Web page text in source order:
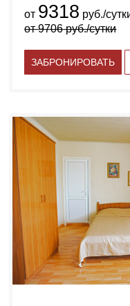
от 9318 руб./
от9706руб./сутки
ЗАБРОНИРОВАТЬ